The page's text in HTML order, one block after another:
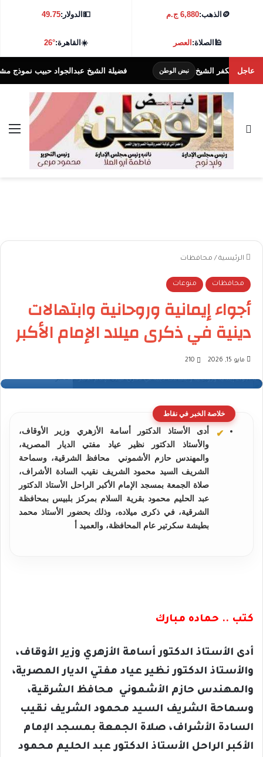
🪙 الذهب:6,880 ج.م 💵الدولار:49.75
🕌الصلاة:العصر ☀️القاهرة:26°
عاجل
بكفر الشيخ نبض الوطن فضيلة الشيخ عبدالجواد حبيب نموذج مشرف
بحث عن
الرئيسية / محافظات
محافظات منوعات
أجواء إيمانية وروحانية وابتهالات
دينية في ذكرى ميلاد الإمام الأكبر
مايو 15, 2026 210
أجواء إيمانية وروحانية وابتهالات دينية في ذكرى ميلاد الإمام الأكبر
خلاصة الخبر في نقاط
أدى الأستاذ الدكتور أسامة الأزهري وزير الأوقاف،
والأستاذ الدكتور نظير عياد مفتي الديار المصرية،
والمهندس حازم الأشموني محافظ الشرقية، وسماحة
الشريف السيد محمود الشريف نقيب السادة الأشراف،
صلاة الجمعة بمسجد الإمام الأكبر الراحل الأستاذ الدكتور
عبد الحليم محمود بقرية السلام بمركز بلبيس بمحافظة
الشرقية، في ذكرى ميلاده، وذلك بحضور الأستاذ محمد
بطيشة سكرتير عام المحافظة، والعميد أ
كتب .. حماده مبارك
أدى الأستاذ الدكتور أسامة الأزهري وزير الأوقاف،
والأستاذ الدكتور نظير عياد مفتي الديار المصرية،
والمهندس حازم الأشموني محافظ الشرقية،
وسماحة الشريف السيد محمود الشريف نقيب
السادة الأشراف، صلاة الجمعة بمسجد الإمام
الأكبر الراحل الأستاذ الدكتور عبد الحليم محمود